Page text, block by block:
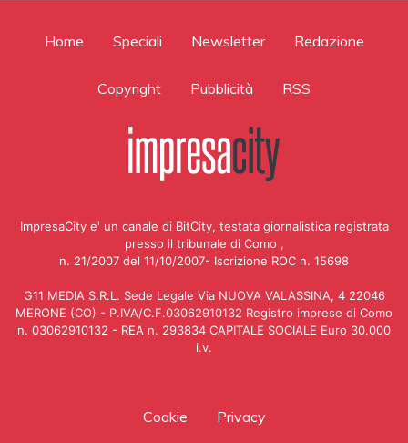
Home Speciali Newsletter Redazione
Copyright Pubblicità RSS
ImpresaCity e' un canale di BitCity, testata giornalistica registrata
presso il tribunale di Como ,
n. 21/2007 del 11/10/2007- Iscrizione ROC n. 15698
G11 MEDIA S.R.L. Sede Legale Via NUOVA VALASSINA, 4 22046
MERONE (CO) - P.IVA/C.F.03062910132 Registro imprese di Como
n. 03062910132 - REA n. 293834 CAPITALE SOCIALE Euro 30.000
i.v.
Cookie Privacy